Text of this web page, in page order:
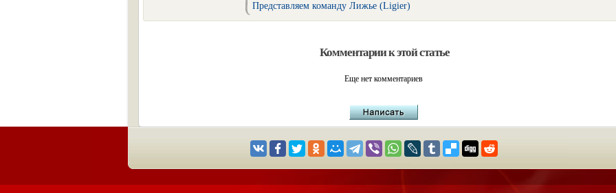
Представляем команду Лижье (Ligier)
Комментарии к этой статье
Еще нет комментариев